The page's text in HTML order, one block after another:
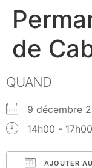
de
QUAND
9 décembre
14h00 - 17h00
AJOUTER